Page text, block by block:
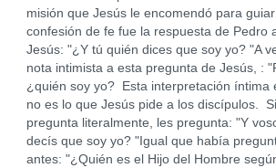
misión que Jesús le encomendó para
confesión de fe fue la respuesta de Pedro
Jesús: "¿Y tú quién dices que soy yo? "A
nota intimista a esta pregunta de Jesús, :
¿quién soy yo? Esta interpretación íntima
no es lo que Jesús pide a los discípulos.
pregunta literalmente, les pregunta: "Y
decís que soy yo? "Igual que había
antes: "¿Quién es el Hijo del Hombre